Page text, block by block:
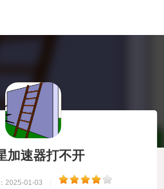
加速器打不开
2025-01-03